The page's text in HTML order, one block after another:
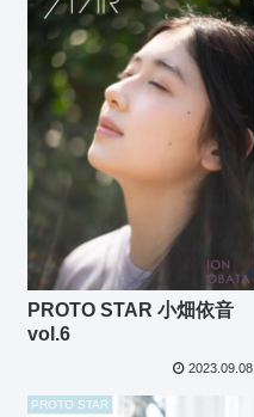
PROTO STAR 小畑依音
vol.6
2023.09.08
PROTO STAR